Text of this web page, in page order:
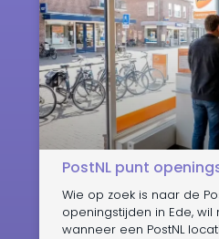
PostNL punt
Wie op zoek is naar de
openingstijden in Ede,
wanneer een PostNL